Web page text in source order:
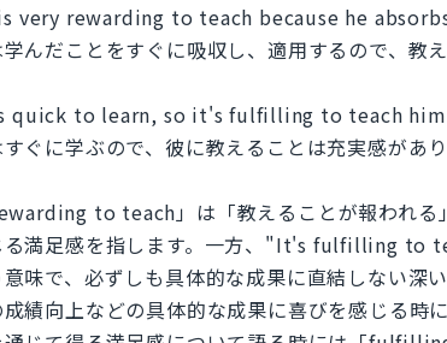
very rewarding to teach because he
んだことをすぐに吸収し、適用するので、教
quick to learn, so it's fulfilling to teach
ぐに学ぶので、彼に教えることは充実感があり
to teach」は「教えることが報われ
る満足感を指します。一方、"It's fulfilling to
意味で、必ずしも具体的な成果に直結しない深
績向上などの具体的な成果に喜びを感じる